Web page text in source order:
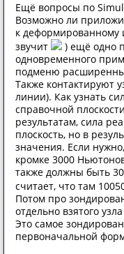
Ещё вопросы по
Возможно ли
к деформированному
звучит
) ещё одно
одновременного
подменю
Также контактируют
линии). Как узнать
справочной
результатам, сила
плоскость, но в
значения. Если
кромке 3000
также должны быть
считает, что там
Потом про
отдельно взятого
Это самое
первоначальной